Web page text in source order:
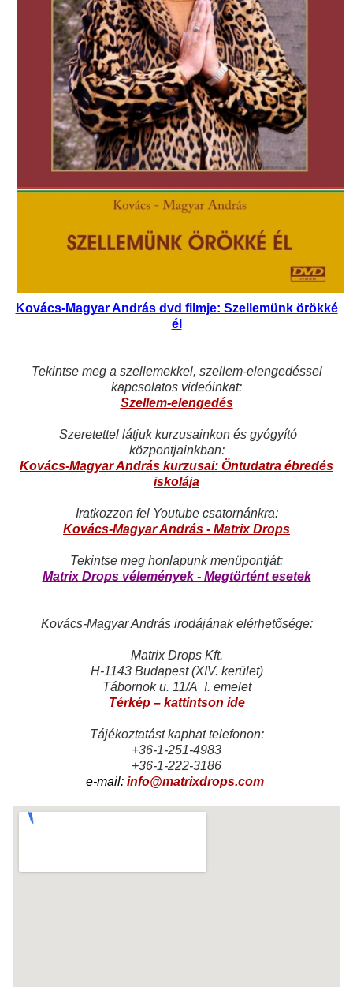
Kovács-Magyar András dvd filmje: Szellemünk örökké
él
Tekintse meg a szellemekkel, szellem-elengedéssel
kapcsolatos videóinkat:
Szellem-elengedés
Szeretettel látjuk kurzusainkon és gyógyító
központjainkban:
Kovács-Magyar András kurzusai: Öntudatra ébredés
iskolája
Iratkozzon fel Youtube csatornánkra:
Kovács-Magyar András - Matrix Drops
Tekintse meg honlapunk menüpontját:
Matrix Drops vélemények - Megtörtént esetek
Kovács-Magyar András irodájának elérhetősége:
Matrix Drops Kft.
H-1143 Budapest (XIV. kerület)
Tábornok u. 11/A I. emelet
Térkép – kattintson ide
Tájékoztatást kaphat telefonon:
+36-1-251-4983
+36-1-222-3186
e-mail: info@matrixdrops.com